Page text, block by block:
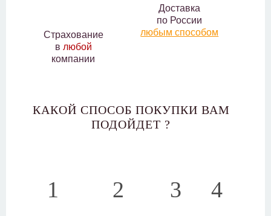
Страхование
в любой
компании
Доставка
по России
любым способом
КАКОЙ СПОСОБ ПОКУПКИ ВАМ
ПОДОЙДЕТ ?
1 2 3 4